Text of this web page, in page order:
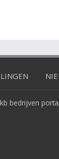
bedrijven